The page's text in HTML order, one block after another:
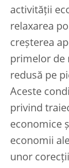
activității
relaxarea
creșterea
primelor de
redusă pe
Aceste
privind
economice
economii
unor